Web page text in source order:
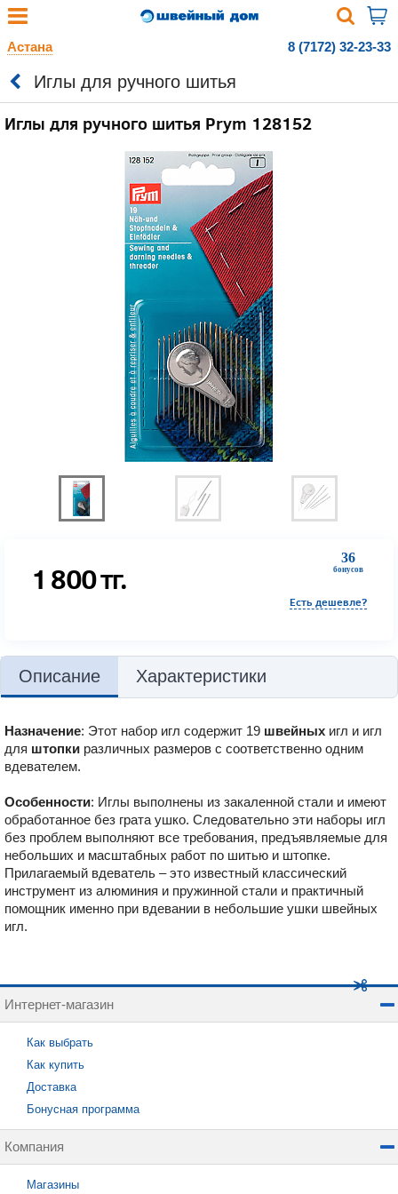
Астана 8 (7172) 32-23-33
Иглы для ручного шитья
Иглы для ручного шитья Prym 128152
36
бонусов
1 800тг.
Есть дешевле?
Описание Характеристики
Назначение: Этот набор игл содержит 19 швейных игл и игл
для штопки различных размеров с соответственно одним
вдевателем.
Особенности: Иглы выполнены из закаленной стали и имеют
обработанное без грата ушко. Следовательно эти наборы игл
без проблем выполняют все требования, предъявляемые для
небольших и масштабных работ по шитью и штопке.
Прилагаемый вдеватель – это известный классический
инструмент из алюминия и пружинной стали и практичный
помощник именно при вдевании в небольшие ушки швейных
игл.
Интернет-магазин
Как выбрать
Как купить
Доставка
Бонусная программа
Компания
Магазины